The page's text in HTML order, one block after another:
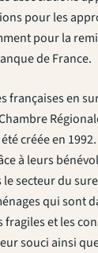
pour les
pour la
de France.
françaises en
créée en
à leurs
le secteur du
qui sont
et les
souci ainsi